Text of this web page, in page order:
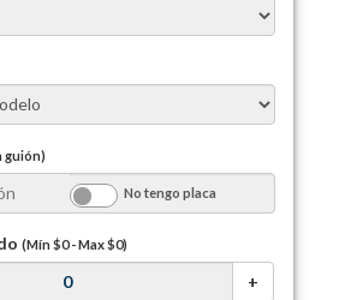
guión)
No tengo placa
(Mín$0- Max$0)
+